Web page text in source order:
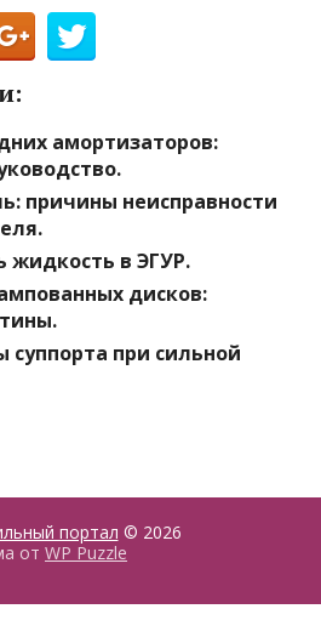
амортизаторов:
причины неисправности
жидкость в ЭГУР.
дисков:
суппорта при сильной
портал © 2026
от WP Puzzle